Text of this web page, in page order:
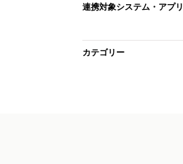
連携対象システム・アプリ
カテゴリー